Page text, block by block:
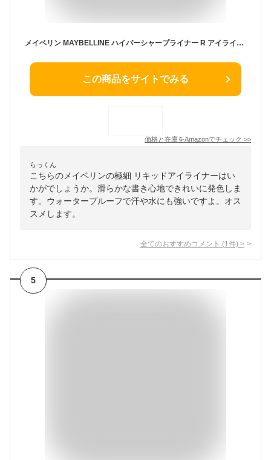
メイベリン MAYBELLINE ハイパーシャープライナー R アイライナー ウォータープルーフ BK-1 漆黒 ブラック 極細 リキッドアイライナー
この商品をサイトでみる
価格と在庫をAmazonでチェック >>
らっくん
こちらのメイベリンの極細 リキッドアイライナーはい
かがでしょうか。滑らかな書き心地できれいに発色しま
す。ウォータープルーフで汗や水にも強いですよ。オス
スメします。
全てのおすすめコメント (1 件) >
5